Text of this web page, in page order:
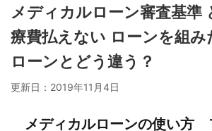
メディカルローン審査基準
療費払えない ローンを組み
ローンとどう違う？
更新日： 2019年11月4日
メディカルローンの使い方